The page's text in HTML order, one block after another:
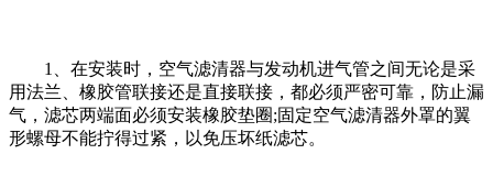
1、在安装时，空气滤清器与发动机进气管之间无论是采
用法兰、橡胶管联接还是直接联接，都必须严密可靠，防止漏
气，滤芯两端面必须安装橡胶垫圈;固定空气滤清器外罩的翼
形螺母不能拧得过紧，以免压坏纸滤芯。